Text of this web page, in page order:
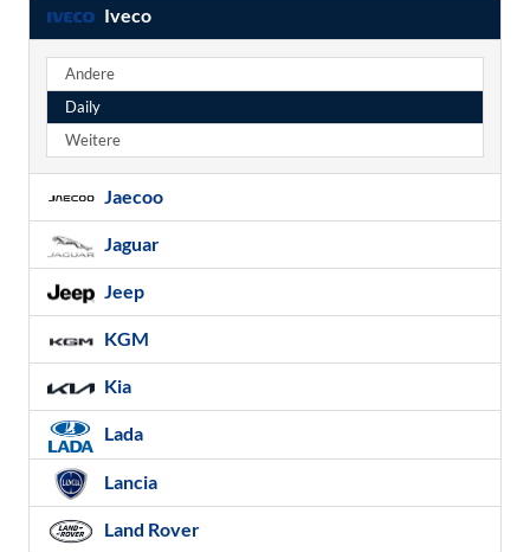
Iveco
Andere
Daily
Weitere
Jaecoo
Jaguar
Jeep
KGM
Kia
Lada
Lancia
Land Rover